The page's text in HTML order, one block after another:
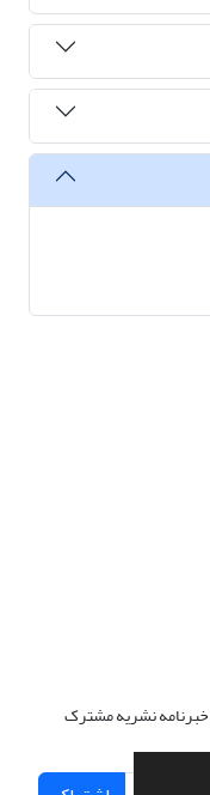
خبرنامه نشریه مشترک